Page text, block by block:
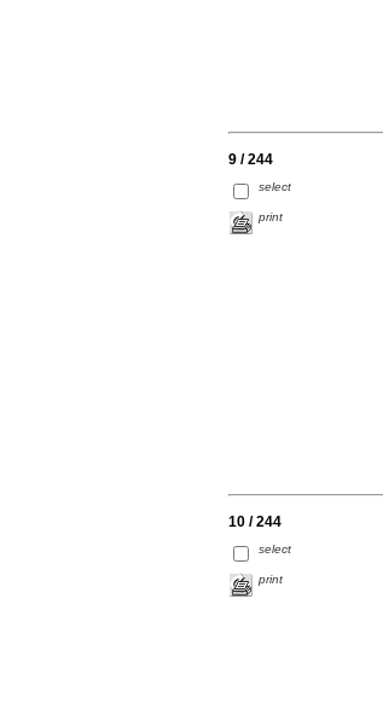
9 / 244
select
print
10 / 244
select
print